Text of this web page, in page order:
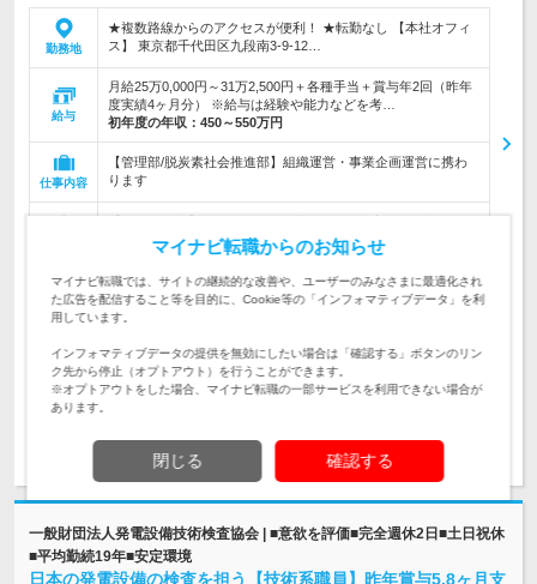
勤務地
★複数路線からのアクセスが便利！ ★転勤なし 【本社オフィ
ス】 東京都千代田区九段南3-9-12…
給与
月給25万0,000円～31万2,500円＋各種手当＋賞与年2回（昨年
度実績4ヶ月分） ※給与は経験や能力などを考…
初年度の年収： 450～550万円
仕事内容
【管理部/脱炭素社会推進部】組織運営・事業企画運営に携わ
ります
は『官公庁との折衝経験がある方』対象。◆気候変動・エネル
ギー問題に関心がある方歓迎
企業データ
設立：2010年8月／従業員数：10人／本社所在地：東
求人詳細を見る 気になる
一般財団法人発電設備技術検査協会 | ■意欲を評価■完全週休2日■土日祝休
■平均勤続19年■安定環境
日本の発電設備の検査を担う【技術系職員】昨年賞与5.8ヶ月支
マイナビ転職からのお知らせ
マイナビ転職では、サイトの継続的な改善や、ユーザーのみなさまに最適化され
た広告を配信すること等を目的に、Cookie等の「インフォマティブデータ」を利
用しています。
インフォマティブデータの提供を無効にしたい場合は「確認する」ボタンのリン
ク先から停止（オプトアウト）を行うことができます。
※オプトアウトをした場合、マイナビ転職の一部サービスを利用できない場合が
あります。
閉じる 確認する